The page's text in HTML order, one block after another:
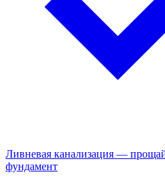
Ливневая канализация —
фундамент